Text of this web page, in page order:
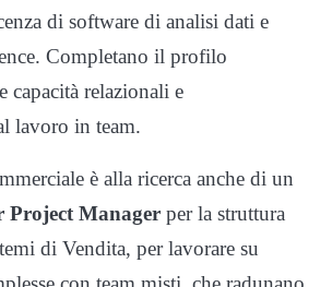
di software di analisi dati e
Completano il profilo
capacità relazionali e
lavoro in team.
è alla ricerca anche di un
Project Manager per la struttura
di Vendita, per lavorare su